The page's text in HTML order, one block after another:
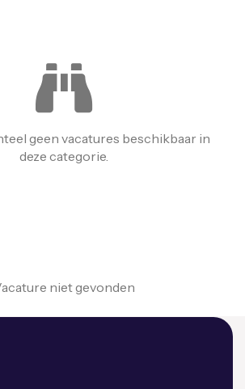
geen vacatures beschikbaar in
deze categorie.
niet gevonden